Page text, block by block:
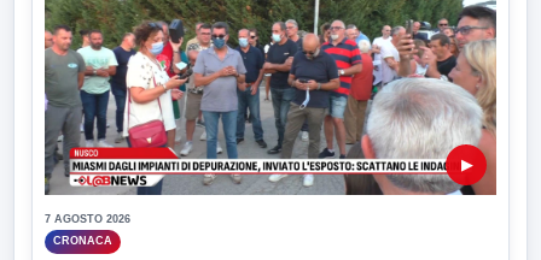
▶
7 AGOSTO 2026
CRONACA